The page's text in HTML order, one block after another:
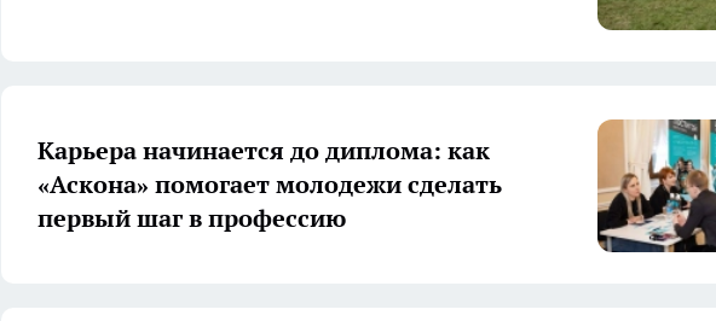
Карьера начинается до диплома: как
«Аскона» помогает молодежи сделать
первый шаг в профессию